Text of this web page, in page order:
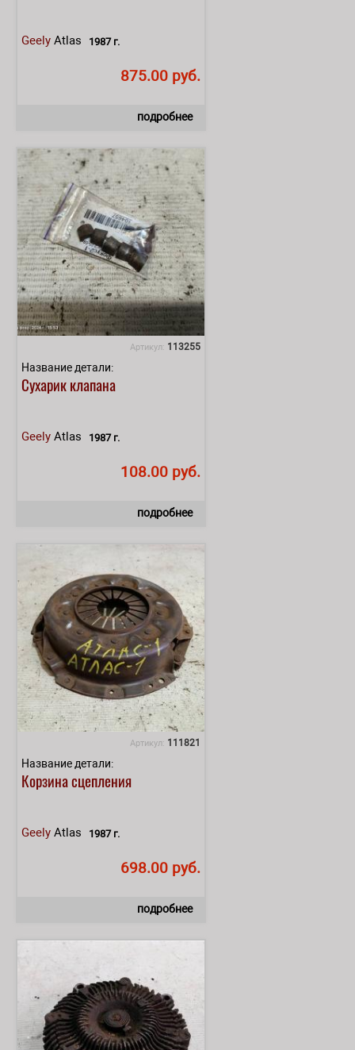
Geely Atlas 1987 г.
875.00 руб.
подробнее
Артикул: 113255
Название детали:
Сухарик клапана
Geely Atlas 1987 г.
108.00 руб.
подробнее
Артикул: 111821
Название детали:
Корзина сцепления
Geely Atlas 1987 г.
698.00 руб.
подробнее